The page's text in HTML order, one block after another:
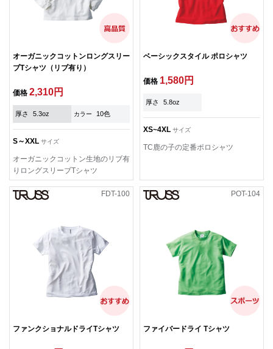
オーガニックコットンロングスリー
ブTシャツ（リブ有り）
価格 2,310円
厚さ 5.3oz カラー 10色
S～XXL サイズ
オーガニックコットン生地のリブ有
りロングスリーブTシャツ
ベーシックスタイル ポロシャツ
価格 1,580円
厚さ 5.8oz
XS~4XL サイズ
TC鹿の子の定番ポロシャツ
FDT-100
ファンクショナルドライTシャツ
POT-104
ファイバードライ Tシャツ